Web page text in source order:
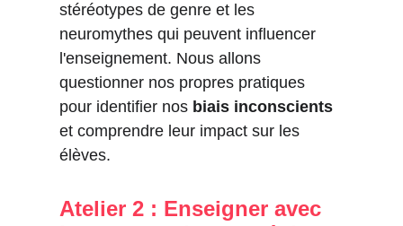
stéréotypes de genre et les
neuromythes qui peuvent influencer
l'enseignement. Nous allons
questionner nos propres pratiques
pour identifier nos biais inconscients
et comprendre leur impact sur les
élèves.
Atelier 2 : Enseigner avec